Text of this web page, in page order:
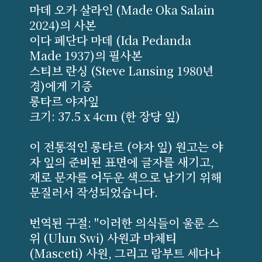
마데 오카 살라인 (Made Oka Salain
2024)의 사본
이다 페단다 마데 (Ida Pedanda
Made 1937)의 필사본
스티브 란싱 (Steve Lansing 1980년
경)에게 기증
롱타르 야자잎
크기: 37.5 x 4cm (한 장당 잎)
이 전통적인 롱타르 (야자 잎) 원고는 야
자 잎의 준비된 표면에 글자를 새기고,
재로 문자를 어두운 색으로 남기기 위해
문질러서 작성되었습니다.
번역된 구절: "이러한 의식들이 울룬 스
위 (Ulun Swi) 사원과 마체티
(Masceti) 사원, 그리고 람부트 세다나